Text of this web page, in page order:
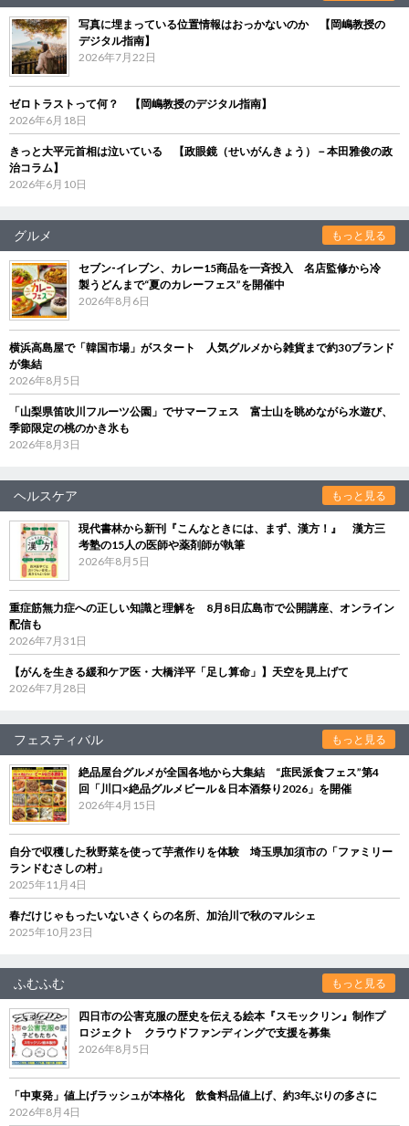
写真に埋まっている位置情報はおっかないのか 【岡嶋教授の
デジタル指南】
2026年7月22日
ゼロトラストって何？ 【岡嶋教授のデジタル指南】
2026年6月18日
きっと大平元首相は泣いている 【政眼鏡（せいがんきょう）－本田雅俊の政
治コラム】
2026年6月10日
グルメ もっと見る
セブン‐イレブン、カレー15商品を一斉投入 名店監修から冷
製うどんまで“夏のカレーフェス”を開催中
2026年8月6日
横浜高島屋で「韓国市場」がスタート 人気グルメから雑貨まで約30ブランド
が集結
2026年8月5日
「山梨県笛吹川フルーツ公園」でサマーフェス 富士山を眺めながら水遊び、
季節限定の桃のかき氷も
2026年8月3日
ヘルスケア もっと見る
現代書林から新刊『こんなときには、まず、漢方！』 漢方三
考塾の15人の医師や薬剤師が執筆
2026年8月5日
重症筋無力症への正しい知識と理解を 8月8日広島市で公開講座、オンライン
配信も
2026年7月31日
【がんを生きる緩和ケア医・大橋洋平「足し算命」】天空を見上げて
2026年7月28日
フェスティバル もっと見る
絶品屋台グルメが全国各地から大集結 “庶民派食フェス”第4
回「川口×絶品グルメビール＆日本酒祭り2026」を開催
2026年4月15日
自分で収穫した秋野菜を使って芋煮作りを体験 埼玉県加須市の「ファミリー
ランドむさしの村」
2025年11月4日
春だけじゃもったいないさくらの名所、加治川で秋のマルシェ
2025年10月23日
ふむふむ もっと見る
四日市の公害克服の歴史を伝える絵本『スモックリン』制作プ
ロジェクト クラウドファンディングで支援を募集
2026年8月5日
「中東発」値上げラッシュが本格化 飲食料品値上げ、約3年ぶりの多さに
2026年8月4日